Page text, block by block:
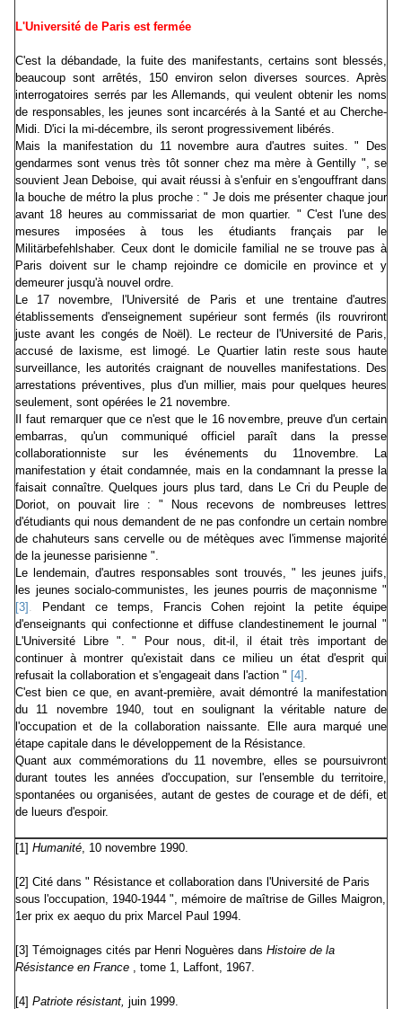
L'Université de Paris est fermée
C'est la débandade, la fuite des manifestants, certains sont blessés,
beaucoup sont arrêtés, 150 environ selon diverses sources. Après
interrogatoires serrés par les Allemands, qui veulent obtenir les noms
de responsables, les jeunes sont incarcérés à la Santé et au Cherche-
Midi. D'ici la mi-décembre, ils seront progressivement libérés.
Mais la manifestation du 11 novembre aura d'autres suites. " Des
gendarmes sont venus très tôt sonner chez ma mère à Gentilly ", se
souvient Jean Deboise, qui avait réussi à s'enfuir en s'engouffrant dans
la bouche de métro la plus proche : " Je dois me présenter chaque jour
avant 18 heures au commissariat de mon quartier. " C'est l'une des
mesures imposées à tous les étudiants français par le
Militärbefehlshaber. Ceux dont le domicile familial ne se trouve pas à
Paris doivent sur le champ rejoindre ce domicile en province et y
demeurer jusqu'à nouvel ordre.
Le 17 novembre, l'Université de Paris et une trentaine d'autres
établissements d'enseignement supérieur sont fermés (ils rouvriront
juste avant les congés de Noël). Le recteur de l'Université de Paris,
accusé de laxisme, est limogé. Le Quartier latin reste sous haute
surveillance, les autorités craignant de nouvelles manifestations. Des
arrestations préventives, plus d'un millier, mais pour quelques heures
seulement, sont opérées le 21 novembre.
Il faut remarquer que ce n'est que le 16 novembre, preuve d'un certain
embarras, qu'un communiqué officiel paraît dans la presse
collaborationniste sur les événements du 11novembre. La
manifestation y était condamnée, mais en la condamnant la presse la
faisait connaître. Quelques jours plus tard, dans Le Cri du Peuple de
Doriot, on pouvait lire : " Nous recevons de nombreuses lettres
d'étudiants qui nous demandent de ne pas confondre un certain nombre
de chahuteurs sans cervelle ou de métèques avec l'immense majorité
de la jeunesse parisienne ".
Le lendemain, d'autres responsables sont trouvés, " les jeunes juifs,
les jeunes socialo-communistes, les jeunes pourris de maçonnisme "
[3] .
Pendant ce temps, Francis Cohen rejoint la petite équipe
d'enseignants qui confectionne et diffuse clandestinement le journal "
L'Université Libre ". " Pour nous, dit-il, il était très important de
continuer à montrer qu'existait dans ce milieu un état d'esprit qui
refusait la collaboration et s'engageait dans l'action " [4] .
C'est bien ce que, en avant-première, avait démontré la manifestation
du 11 novembre 1940, tout en soulignant la véritable nature de
l'occupation et de la collaboration naissante. Elle aura marqué une
étape capitale dans le développement de la Résistance.
Quant aux commémorations du 11 novembre, elles se poursuivront
durant toutes les années d'occupation, sur l'ensemble du territoire,
spontanées ou organisées, autant de gestes de courage et de défi, et
de lueurs d'espoir.
[1] Humanité, 10 novembre 1990.
[2] Cité dans " Résistance et collaboration dans l'Université de Paris
sous l'occupation, 1940-1944 ", mémoire de maîtrise de Gilles Maigron,
1er prix ex aequo du prix Marcel Paul 1994.
[3] Témoignages cités par Henri Noguères dans Histoire de la
Résistance en France , tome 1, Laffont, 1967.
[4] Patriote résistant, juin 1999.